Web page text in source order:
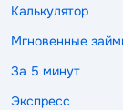
Калькулятор
Мгновенные
За 5 минут
Экспресс